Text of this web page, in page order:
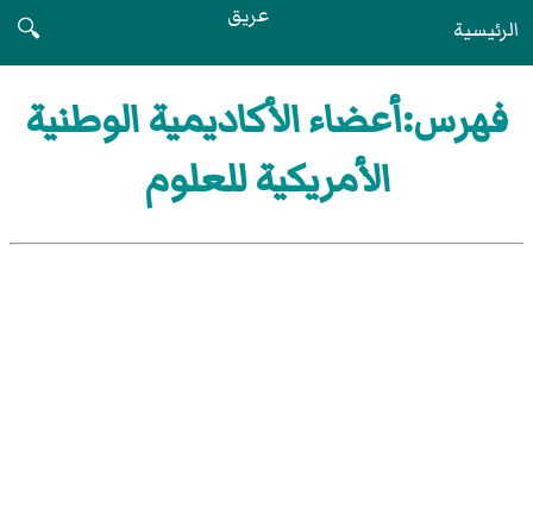
الرئيسية عريق
🔍
فهرس:أعضاء الأكاديمية الوطنية
الأمريكية للعلوم